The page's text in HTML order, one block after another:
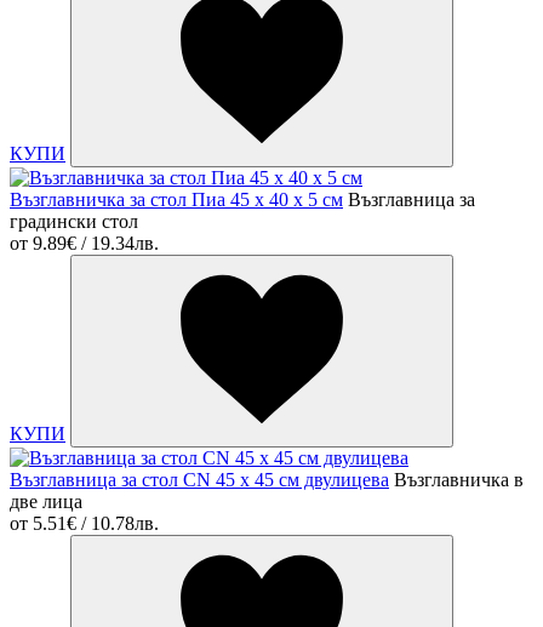
КУПИ
Възглавничка за стол Пиа 45 х 40 х 5 см Възглавница за
градински стол
от 9.89€ / 19.34лв.
КУПИ
Възглавница за стол CN 45 х 45 см двулицева Възглавничка в
две лица
от 5.51€ / 10.78лв.